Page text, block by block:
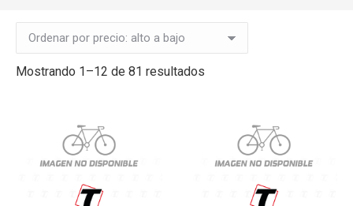
Mostrando 1–12 de 81 resultados
bajo